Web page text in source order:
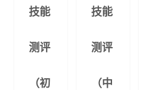
技能
测评
（初
技能
测评
（中